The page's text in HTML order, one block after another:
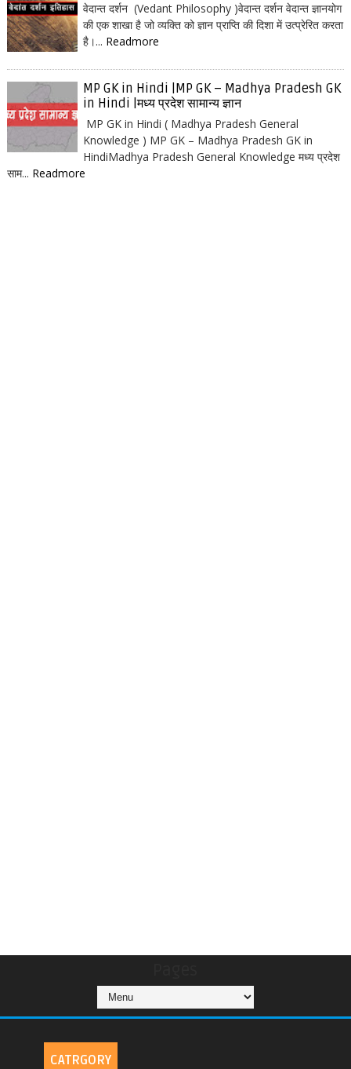
वेदान्त दर्शन (Vedant Philosophy )वेदान्त दर्शन वेदान्त ज्ञानयोग
की एक शाखा है जो व्यक्ति को ज्ञान प्राप्ति की दिशा में उत्प्रेरित करता
है।... Readmore
MP GK in Hindi |MP GK – Madhya Pradesh GK
in Hindi |मध्य प्रदेश सामान्य ज्ञान
MP GK in Hindi ( Madhya Pradesh General
Knowledge ) MP GK – Madhya Pradesh GK in
HindiMadhya Pradesh General Knowledge मध्य प्रदेश
साम... Readmore
CATRGORY